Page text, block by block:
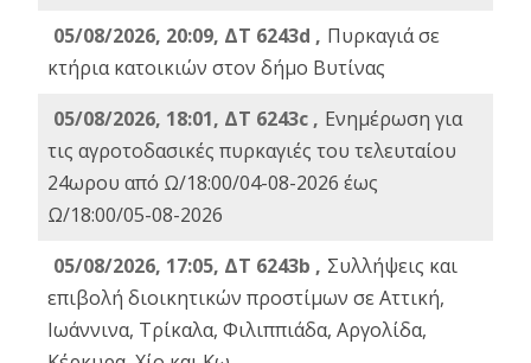
05/08/2026, 20:09, ΔΤ 6243d , Πυρκαγιά σε
κτήρια κατοικιών στον δήμο Βυτίνας
05/08/2026, 18:01, ΔΤ 6243c , Ενημέρωση για
τις αγροτοδασικές πυρκαγιές του τελευταίου
24ωρου από Ω/18:00/04-08-2026 έως
Ω/18:00/05-08-2026
05/08/2026, 17:05, ΔΤ 6243b , Συλλήψεις και
επιβολή διοικητικών προστίμων σε Αττική,
Ιωάννινα, Τρίκαλα, Φιλιππιάδα, Αργολίδα,